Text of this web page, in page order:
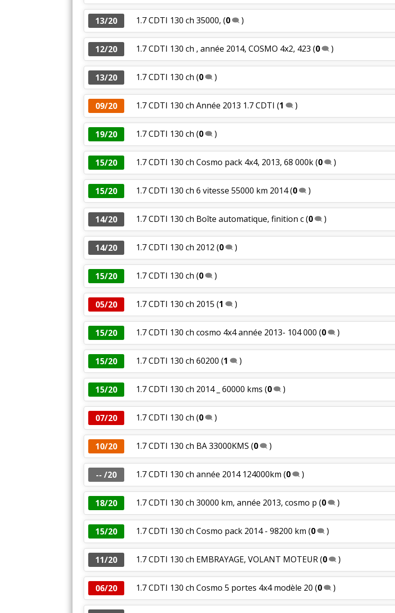
13/20 1.7 CDTI 130 ch 35000, (0 )
12/20 1.7 CDTI 130 ch , année 2014, COSMO 4x2, 423 (0 )
13/20 1.7 CDTI 130 ch (0 )
09/20 1.7 CDTI 130 ch Année 2013 1.7 CDTI (1 )
19/20 1.7 CDTI 130 ch (0 )
15/20 1.7 CDTI 130 ch Cosmo pack 4x4, 2013, 68 000k(0 )
15/20 1.7 CDTI 130 ch 6 vitesse 55000 km 2014(0 )
14/20 1.7 CDTI 130 ch Boîte automatique, finition c(0 )
14/20 1.7 CDTI 130 ch 2012 (0 )
15/20 1.7 CDTI 130 ch (0 )
05/20 1.7 CDTI 130 ch 2015 (1 )
15/20 1.7 CDTI 130 ch cosmo 4x4 année 2013- 104 000 (0 )
15/20 1.7 CDTI 130 ch 60200 (1 )
15/20 1.7 CDTI 130 ch 2014 _ 60000 kms (0 )
07/20 1.7 CDTI 130 ch (0 )
10/20 1.7 CDTI 130 ch BA 33000KMS (0 )
-- /20 1.7 CDTI 130 ch année 2014 124000km (0 )
18/20 1.7 CDTI 130 ch 30000 km, année 2013, cosmo p (0 )
15/20 1.7 CDTI 130 ch Cosmo pack 2014 - 98200 km (0 )
11/20 1.7 CDTI 130 ch EMBRAYAGE, VOLANT MOTEUR(0 )
06/20 1.7 CDTI 130 ch Cosmo 5 portes 4x4 modèle 20 (0 )